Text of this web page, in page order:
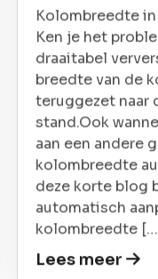
Kolombreedte
Ken je het
draaitabel
breedte van de
teruggezet naar
stand.Ook
aan een andere
kolombreedte
deze korte blog
automatisch
kolombreedte
Lees meer